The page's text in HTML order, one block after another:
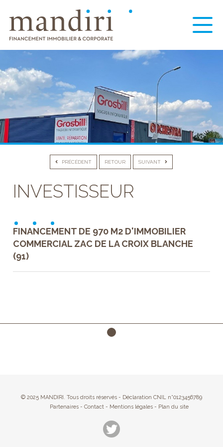
PRÉCÉDENT RETOUR SUIVANT
INVESTISSEUR
FINANCEMENT DE 970 M2 D'IMMOBILIER
COMMERCIAL ZAC DE LA CROIX BLANCHE
(91)
© 2025 MANDIRI. Tous droits réservés - Déclaration CNIL n°0123456789
Partenaires- Contact- Mentions légales- Plan du site